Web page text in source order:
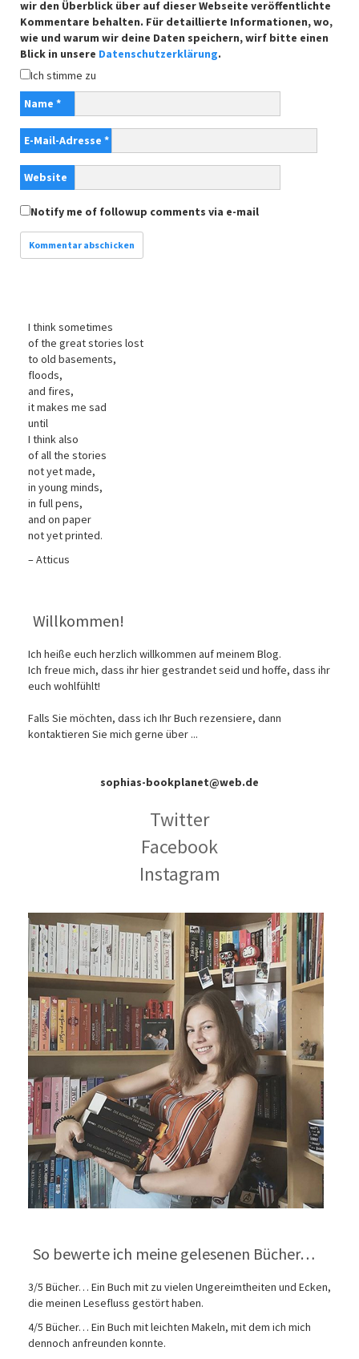
wir den Überblick über auf dieser Webseite veröffentlichte
Kommentare behalten. Für detaillierte Informationen, wo,
wie und warum wir deine Daten speichern, wirf bitte einen
Blick in unsere Datenschutzerklärung.
Ich stimme zu
Name *
E-Mail-Adresse *
Website
Notify me of followup comments via e-mail
I think sometimes
of the great stories lost
to old basements,
floods,
and fires,
it makes me sad
until
I think also
of all the stories
not yet made,
in young minds,
in full pens,
and on paper
not yet printed.
– Atticus
Willkommen!
Ich heiße euch herzlich willkommen auf meinem Blog.
Ich freue mich, dass ihr hier gestrandet seid und hoffe, dass ihr
euch wohlfühlt!
Falls Sie möchten, dass ich Ihr Buch rezensiere, dann
kontaktieren Sie mich gerne über ...
sophias-bookplanet@web.de
Twitter
Facebook
Instagram
So bewerte ich meine gelesenen Bücher…
3/5 Bücher… Ein Buch mit zu vielen Ungereimtheiten und Ecken,
die meinen Lesefluss gestört haben.
4/5 Bücher… Ein Buch mit leichten Makeln, mit dem ich mich
dennoch anfreunden konnte.